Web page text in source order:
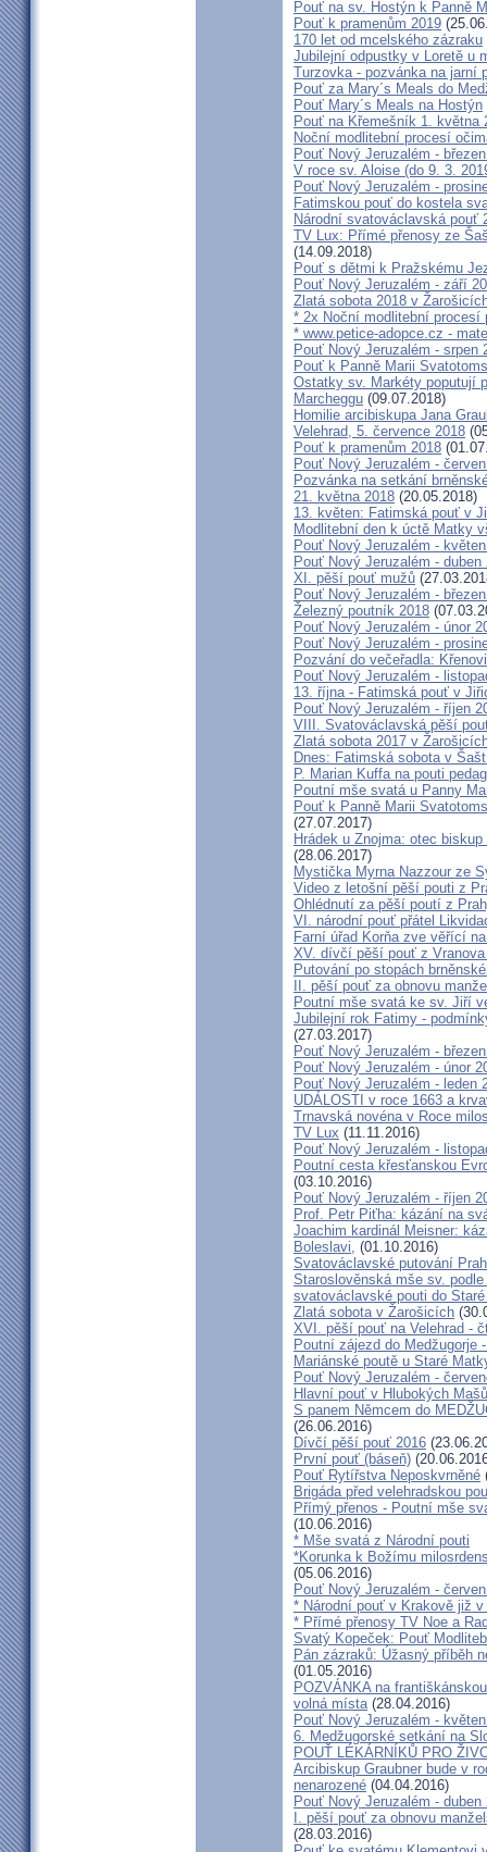
Pouť na sv. Hostýn k Panně
Pouť k pramenům 2019
170 let od mcelského zázraku
Jubilejní odpustky v Loretě u
Turzovka - pozvánka na jarní
Pouť za Mary´s Meals do
Pouť Mary´s Meals na Hostýn
Pouť na Křemešník 1. května
Noční modlitební procesí
Pouť Nový Jeruzalém -
V roce sv. Aloise (do 9. 3.
Pouť Nový Jeruzalém -
Fatimskou pouť do kostela
Národní svatováclavská pouť
TV Lux: Přímé přenosy ze
(14.09.2018)
Pouť s dětmi k Pražskému
Pouť Nový Jeruzalém - září
Zlatá sobota 2018 v
* 2x Noční modlitební
* www.petice-adopce.cz -
Pouť Nový Jeruzalém - srpen
Pouť k Panně Marii
Ostatky sv. Markéty poputují
Marcheggu (09.07.2018)
Homilie arcibiskupa Jana
Velehrad, 5. července 2018
Pouť k pramenům 2018
Pouť Nový Jeruzalém -
Pozvánka na setkání
21. května 2018 (20.05.2018)
13. květen: Fatimská pouť v
Modlitební den k úctě Matky
Pouť Nový Jeruzalém -
Pouť Nový Jeruzalém - duben
XI. pěší pouť mužů
Pouť Nový Jeruzalém -
Železný poutník 2018
Pouť Nový Jeruzalém - únor
Pouť Nový Jeruzalém -
Pozvání do večeřadla:
Pouť Nový Jeruzalém -
13. října - Fatimská pouť v
Pouť Nový Jeruzalém - říjen
VIII. Svatováclavská pěší
Zlatá sobota 2017 v
Dnes: Fatimská sobota v
P. Marian Kuffa na pouti
Poutní mše svatá u Panny
Pouť k Panně Marii
(27.07.2017)
Hrádek u Znojma: otec
(28.06.2017)
Mystička Myrna Nazzour ze
Video z letošní pěší pouti z
Ohlédnutí za pěší poutí z
VI. národní pouť přátel
Farní úřad Korňa zve věřící
XV. dívčí pěší pouť z
Putování po stopách
II. pěší pouť za obnovu
Poutní mše svatá ke sv. Jiří
Jubilejní rok Fatimy -
(27.03.2017)
Pouť Nový Jeruzalém -
Pouť Nový Jeruzalém - únor
Pouť Nový Jeruzalém - leden
UDÁLOSTI v roce 1663 a
Trnavská novéna v Roce
TV Lux (11.11.2016)
Pouť Nový Jeruzalém -
Poutní cesta křesťanskou
(03.10.2016)
Pouť Nový Jeruzalém - říjen
Prof. Petr Piťha: kázání na
Joachim kardinál Meisner:
Boleslavi, (01.10.2016)
Svatováclavské putování
Staroslověnská mše sv.
svatováclavské pouti do
Zlatá sobota v Žarošicích
XVI. pěší pouť na Velehrad -
Poutní zájezd do Medžugorje
Mariánské poutě u Staré
Pouť Nový Jeruzalém -
Hlavní pouť v Hlubokých
S panem Němcem do
(26.06.2016)
Dívčí pěší pouť 2016
První pouť (báseň)
Pouť Rytířstva Neposkvrněné
Brigáda před velehradskou
Přímý přenos - Poutní mše
(10.06.2016)
* Mše svatá z Národní pouti
*Korunka k Božímu
(05.06.2016)
Pouť Nový Jeruzalém -
* Národní pouť v Krakově již
* Přímé přenosy TV Noe a
Svatý Kopeček: Pouť
Pán zázraků: Úžasný příběh
(01.05.2016)
POZVÁNKA na
volná místa(28.04.2016)
Pouť Nový Jeruzalém -
6. Medžugorské setkání na
POUŤ LÉKÁRNÍKŮ PRO
Arcibiskup Graubner bude v
nenarozené (04.04.2016)
Pouť Nový Jeruzalém - duben
I. pěší pouť za obnovu
(28.03.2016)